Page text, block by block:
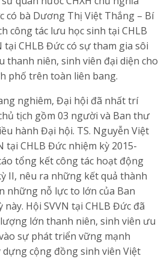
có bà Dương Thị Việt Thắng – Bí
công tác lưu học sinh tại CHLB
tại CHLB Đức có sự tham gia sôi
thanh niên, sinh viên đại diện cho
phố trên toàn liên bang.
nghiêm, Đại hội đã nhất trí
tịch gồm 03 người và Ban thư
hành Đại hội. TS. Nguyễn Việt
tại CHLB Đức nhiệm kỳ 2015-
tổng kết công tác hoạt động
II, nêu ra những kết quả thành
những nỗ lực to lớn của Ban
Hội SVVN tại CHLB Đức đã
lớn thanh niên, sinh viên ưu
sự phát triển vững mạnh
dựng cộng đồng sinh viên Việt